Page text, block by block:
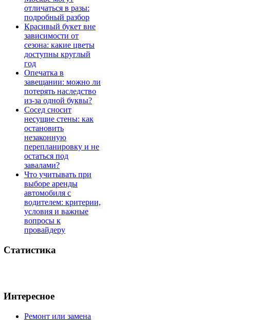
отличаться в разы:
подробный разбор
Красивый букет вне
зависимости от
сезона: какие цветы
доступны круглый
год
Опечатка в
завещании: можно ли
потерять наследство
из-за одной буквы?
Сосед сносит
несущие стены: как
остановить
незаконную
перепланировку и не
остаться под
завалами?
Что учитывать при
выборе аренды
автомобиля с
водителем: критерии,
условия и важные
вопросы к
провайдеру
Статистика
Интересное
Ремонт или замена